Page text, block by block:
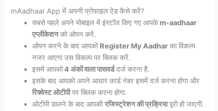
mAadhaar App में अपनी प्रोफाइल ऐड कैसे करें?
सबसे पहले अपने मोबाइल में इंस्टॉल किए गए आपकेm-aadhaar
एप्लीकेशनको ओपन करें.
ओपन करने के बाद आपको Register My Aadhar का विकल्प
नजर आएगा उस विकल्प पर क्लिक करें.
इसमें आपको4 अंकों वाला पासवर्डदर्ज करना है.
इसके बाद आपको अपने आधार कार्ड नंबर इसमें दर्ज करना होगा और
रिक्वेस्ट ओटीपीपर क्लिक करना होगा.
ओटीपी डालने के बाद आपकीरजिस्ट्रेशन की प्रक्रियापूरी हो जाएगी.